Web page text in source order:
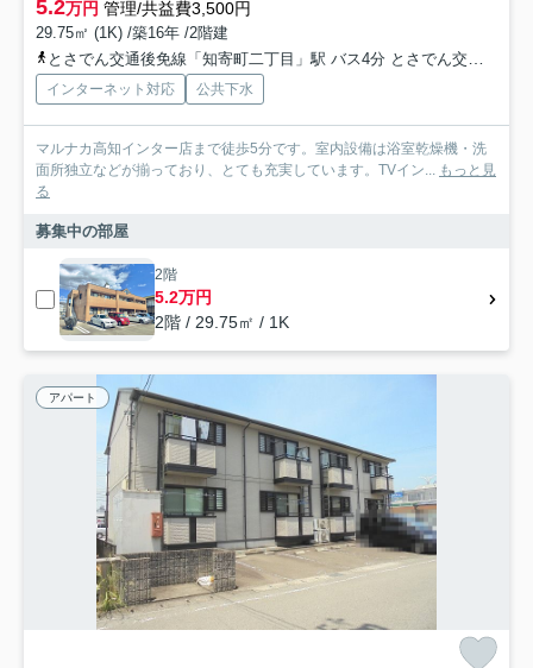
5.2万円 管理/共益費3,500円
29.75㎡ (1K) /築16年 /2階建
とさでん交通後免線「知寄町二丁目」駅 バス4分 とさでん交通「一宮バスターミナル」 停歩2分
インターネット対応 公共下水
マルナカ高知インター店まで徒歩5分です。室内設備は浴室乾燥機・洗
面所独立などが揃っており、とても充実しています。TVイン... もっと見
る
募集中の部屋
2階
5.2万円
2階 / 29.75㎡ / 1K
アパート